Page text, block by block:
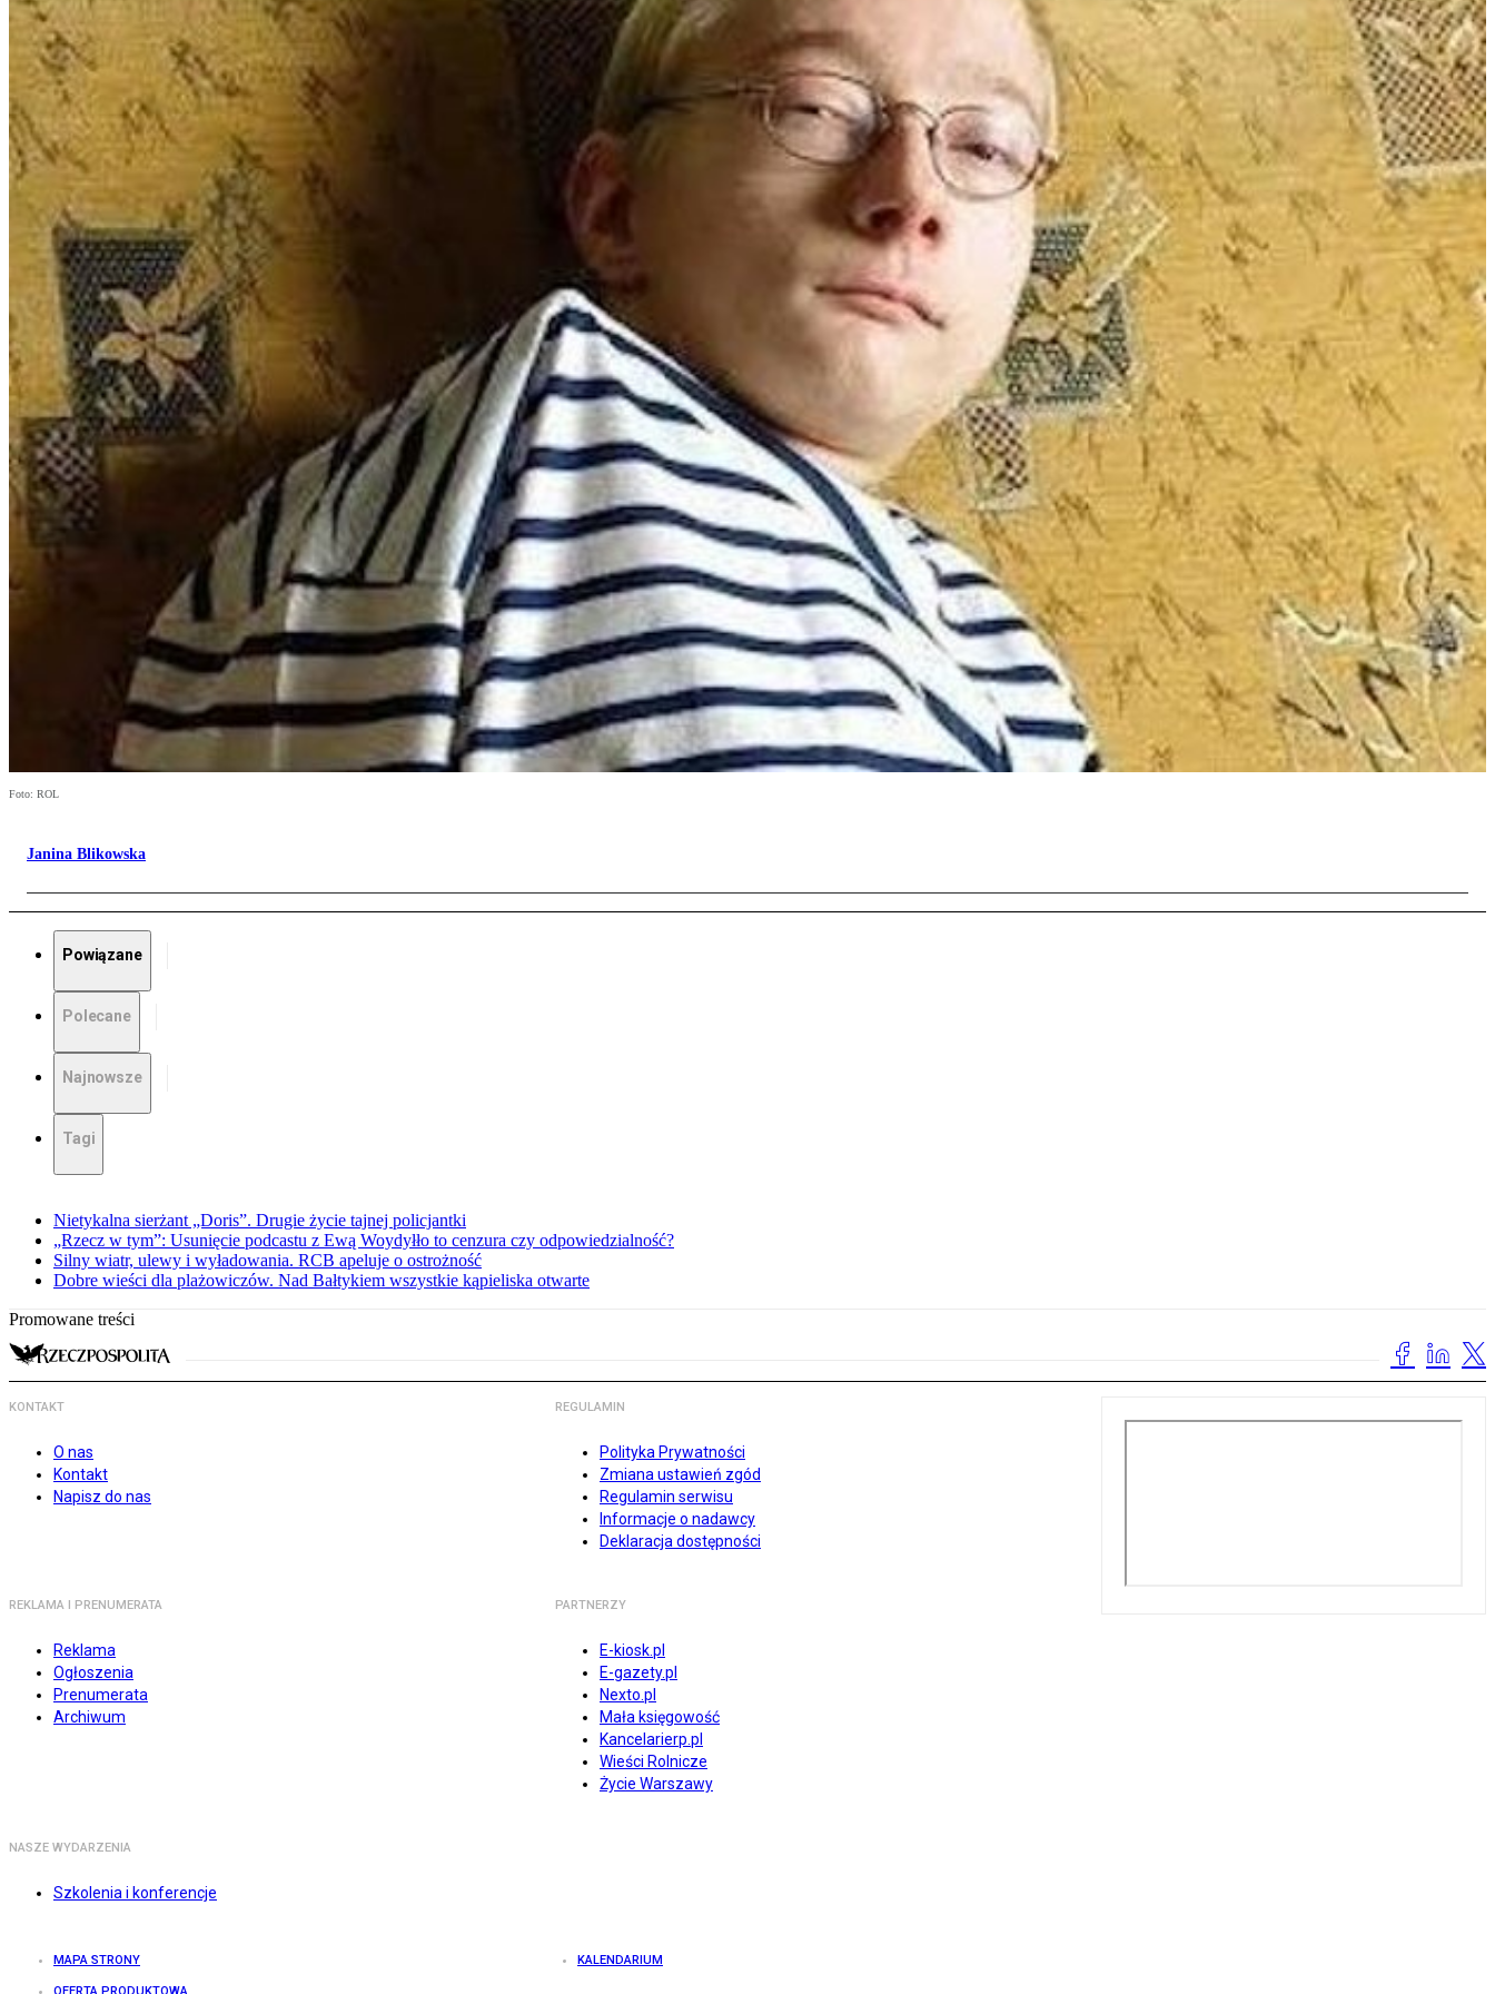
Foto: ROL
Janina Blikowska
Powiązane
Polecane
Najnowsze
Tagi
Nietykalna sierżant „Doris”. Drugie życie tajnej policjantki
„Rzecz w tym”: Usunięcie podcastu z Ewą Woydyłło to cenzura czy odpowiedzialność?
Silny wiatr, ulewy i wyładowania. RCB apeluje o ostrożność
Dobre wieści dla plażowiczów. Nad Bałtykiem wszystkie kąpieliska otwarte
Promowane treści
KONTAKT
O nas
Kontakt
Napisz do nas
REGULAMIN
Polityka Prywatności
Zmiana ustawień zgód
Regulamin serwisu
Informacje o nadawcy
Deklaracja dostępności
REKLAMA I PRENUMERATA
Reklama
Ogłoszenia
Prenumerata
Archiwum
PARTNERZY
E-kiosk.pl
E-gazety.pl
Nexto.pl
Mała księgowość
Kancelarierp.pl
Wieści Rolnicze
Życie Warszawy
NASZE WYDARZENIA
Szkolenia i konferencje
MAPA STRONY KALENDARIUM